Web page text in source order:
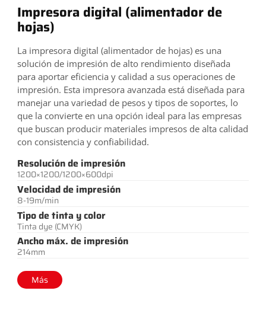
Impresora digital (alimentador de
hojas)
La impresora digital (alimentador de hojas) es una
solución de impresión de alto rendimiento diseñada
para aportar eficiencia y calidad a sus operaciones de
impresión. Esta impresora avanzada está diseñada para
manejar una variedad de pesos y tipos de soportes, lo
que la convierte en una opción ideal para las empresas
que buscan producir materiales impresos de alta calidad
con consistencia y confiabilidad.
Resolución de impresión
1200×1200/1200×600dpi
Velocidad de impresión
8-19m/min
Tipo de tinta y color
Tinta dye (CMYK)
Ancho máx. de impresión
214mm
Más